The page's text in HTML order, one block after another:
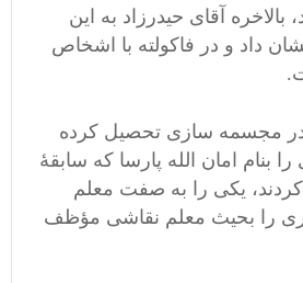
بالاخره آقای حیدرزاد به این
داد و در فاکولته با اشخاص
در مجسمه سازی تحصیل کرده
بنام امان الله پارسا که سابقۀ
یکی را به صفت معلم
را بحیث معلم نقاشی مؤظف